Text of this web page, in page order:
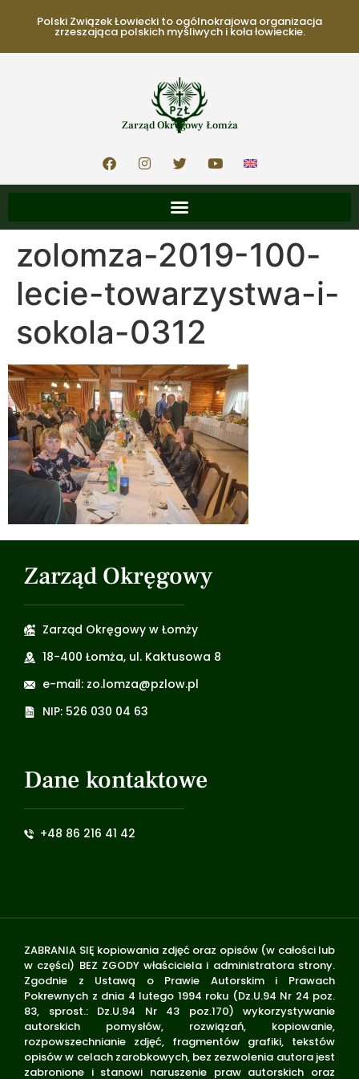
Polski Związek Łowiecki to ogólnokrajowa organizacja
zrzeszająca polskich myśliwych i koła łowieckie.
Zarząd Okręgowy Łomża
zolomza-2019-100-
lecie-towarzystwa-i-
sokola-0312
Zarząd Okręgowy
Zarząd Okręgowy w Łomży
18-400 Łomża, ul. Kaktusowa 8
e-mail: zo.lomza@pzlow.pl
NIP: 526 030 04 63
Dane kontaktowe
+48 86 216 41 42
ZABRANIA SIĘ kopiowania zdjęć oraz opisów (w całości lub
w części) BEZ ZGODY właściciela i administratora strony.
Zgodnie z Ustawą o Prawie Autorskim i Prawach
Pokrewnych z dnia 4 lutego 1994 roku (Dz.U.94 Nr 24 poz.
83, sprost.: Dz.U.94 Nr 43 poz.170) wykorzystywanie
autorskich pomysłów, rozwiązań, kopiowanie,
rozpowszechnianie zdjęć, fragmentów grafiki, tekstów
opisów w celach zarobkowych, bez zezwolenia autora jest
zabronione i stanowi naruszenie praw autorskich oraz